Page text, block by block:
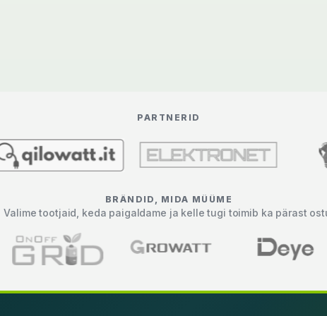
PARTNERID
BRÄNDID, MIDA MÜÜME
Valime tootjaid, keda paigaldame ja kelle tugi toimib ka pärast